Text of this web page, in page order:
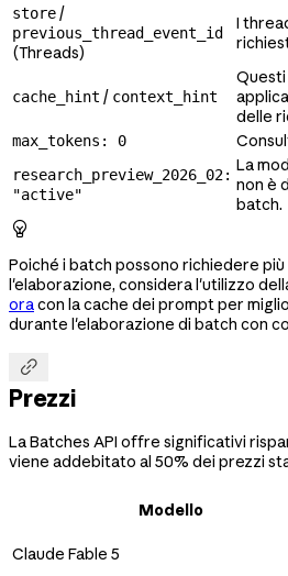
store/
previous_thread_event_id
(Threads)
I
cache_hint / context_hint
delle
max_tokens: 0
research_preview_2026_02:
"active"
La
non è
batch.

Poiché i batch possono richiedere più
l'elaborazione, considera l'utilizzo
oracon la cache dei prompt per
durante l'elaborazione di batch con

Prezzi
La Batches API offre significativi
viene addebitato al 50% dei prezzi
Modello
Claude Fable 5